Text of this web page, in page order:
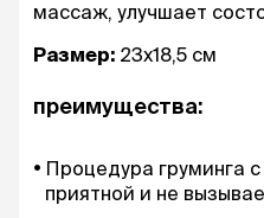
массаж, улучшает
Размер: 23х18,5 см
преимущества:
Процедура груминга
приятной и не